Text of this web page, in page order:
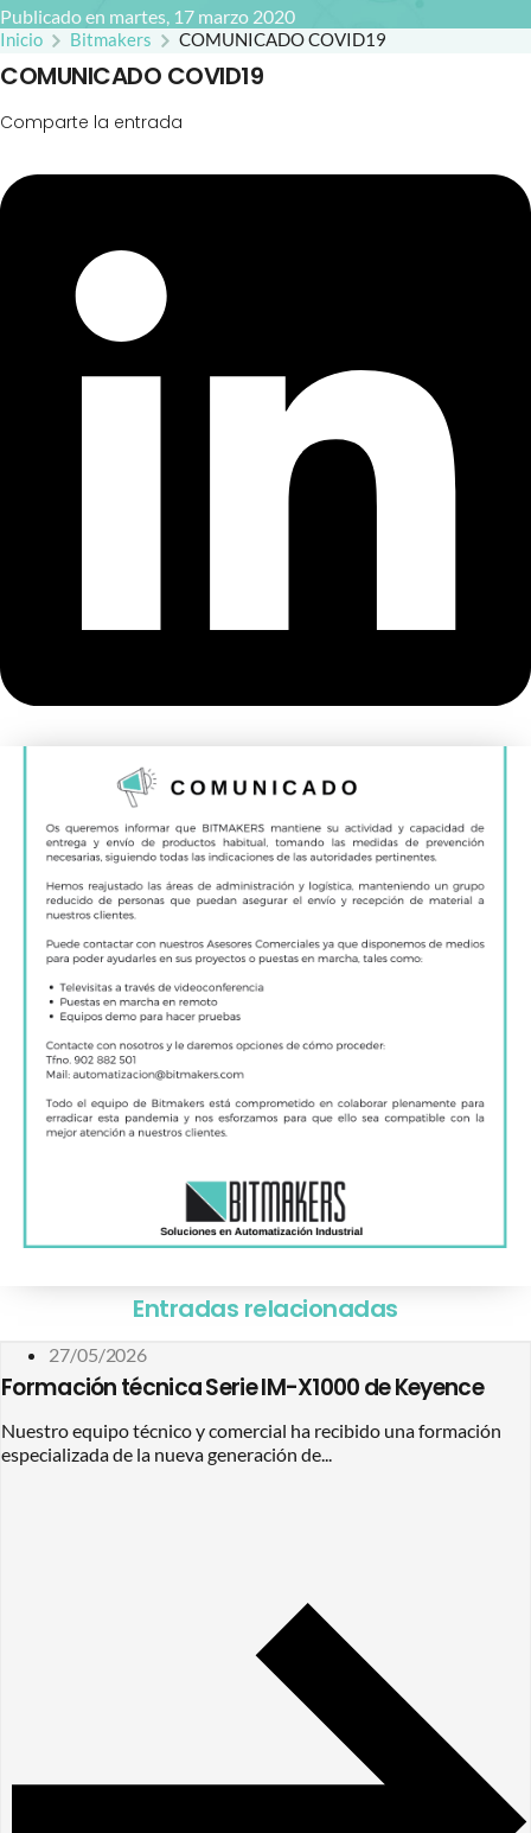
Publicado en martes, 17 marzo 2020
Inicio Bitmakers COMUNICADO COVID19
COMUNICADO COVID19
Comparte la entrada
Entradas relacionadas
27/05/2026
Formación técnica Serie IM-X1000 de Keyence
Nuestro equipo técnico y comercial ha recibido una formación
especializada de la nueva generación de...